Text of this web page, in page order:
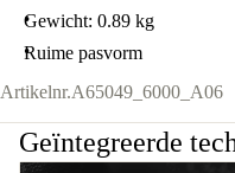
Gewicht: 0.89 kg
Ruime pasvorm
Artikelnr.A65049_6000_A06
Geïntegreerde